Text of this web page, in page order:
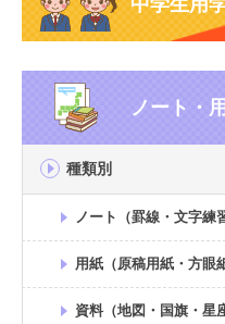
中学生用
ノート・
種類別
ノート（罫線・文字練
用紙（原稿用紙・方眼
資料（地図・国旗・星